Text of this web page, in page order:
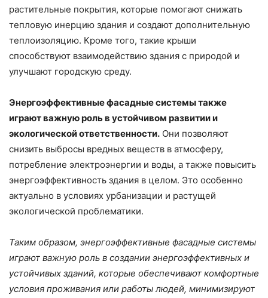
растительные покрытия, которые помогают снижать
тепловую инерцию здания и создают дополнительную
теплоизоляцию. Кроме того, такие крыши
способствуют взаимодействию здания с природой и
улучшают городскую среду.
Энергоэффективные фасадные системы также
играют важную роль в устойчивом развитии и
экологической ответственности. Они позволяют
снизить выбросы вредных веществ в атмосферу,
потребление электроэнергии и воды, а также повысить
энергоэффективность здания в целом. Это особенно
актуально в условиях урбанизации и растущей
экологической проблематики.
Таким образом, энергоэффективные фасадные системы
играют важную роль в создании энергоэффективных и
устойчивых зданий, которые обеспечивают комфортные
условия проживания или работы людей, минимизируют